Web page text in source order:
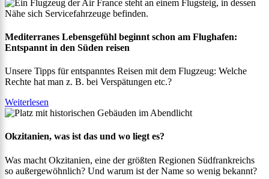
Mediterranes Lebensgefühl beginnt schon am Flughafen:
Entspannt in den Süden reisen
Unsere Tipps für entspanntes Reisen mit dem Flugzeug: Welche
Rechte hat man z. B. bei Verspätungen etc.?
Weiterlesen
Okzitanien, was ist das und wo liegt es?
Was macht Okzitanien, eine der größten Regionen Südfrankreichs
so außergewöhnlich? Und warum ist der Name so wenig bekannt?